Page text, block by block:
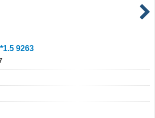
9263